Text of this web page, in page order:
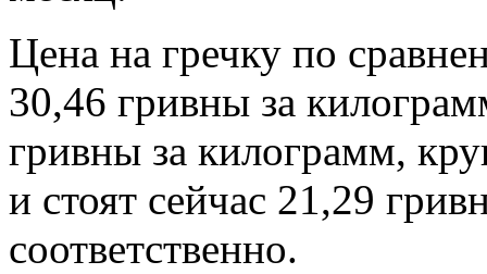
Цена на гречку по
30,46 гривны за
гривны за килограмм,
и стоят сейчас 21,29
соответственно.